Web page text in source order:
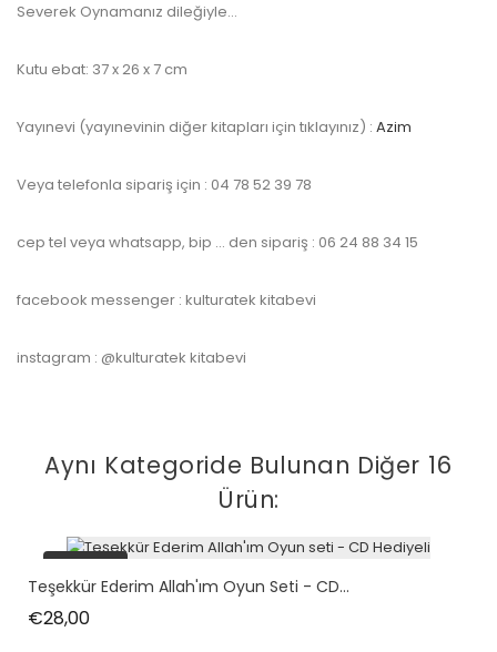
Severek Oynamanız dileğiyle...
Kutu ebat: 37 x 26 x 7 cm
Yayınevi (yayınevinin diğer kitapları için tıklayınız) : Azim
Veya telefonla sipariş için : 04 78 52 39 78
cep tel veya whatsapp, bip … den sipariş : 06 24 88 34 15
facebook messenger : kulturatek kitabevi
instagram : @kulturatek kitabevi
Aynı Kategoride Bulunan Diğer 16
Ürün:
tükendi
Teşekkür Ederim Allah'ım Oyun Seti - CD...
€28,00Fiyat